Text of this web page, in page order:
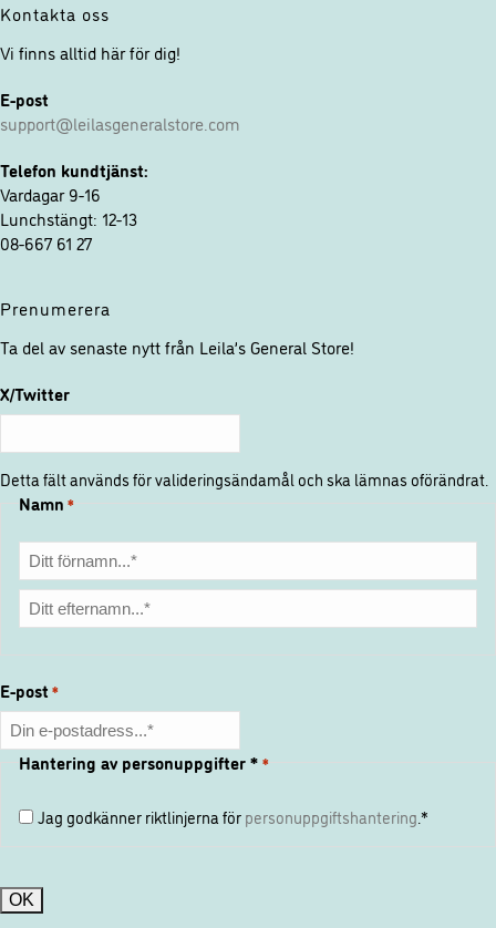
Kontakta oss
Vi finns alltid här för dig!
E-post
support@leilasgeneralstore.com
Telefon kundtjänst:
Vardagar 9-16
Lunchstängt: 12-13
08-667 61 27
Prenumerera
Ta del av senaste nytt från Leila’s General Store!
X/Twitter
Detta fält används för valideringsändamål och ska lämnas oförändrat.
Namn *
Förnamn
E-post *
Hantering av personuppgifter * *
Jag godkänner riktlinjerna förpersonuppgiftshantering.*